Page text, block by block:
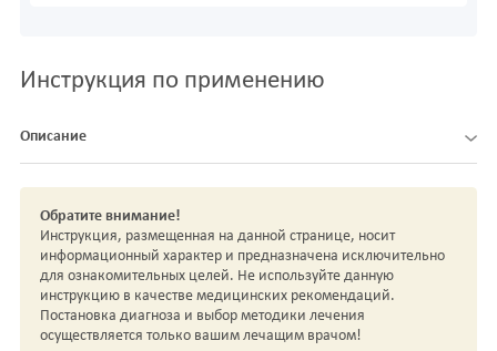
Инструкция по применению
Описание
Обратите внимание!
Инструкция, размещенная на данной странице, носит
информационный характер и предназначена исключительно
для ознакомительных целей. Не используйте данную
инструкцию в качестве медицинских рекомендаций.
Постановка диагноза и выбор методики лечения
осуществляется только вашим лечащим врачом!